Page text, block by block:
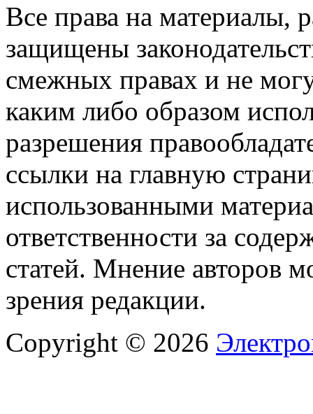
Все права на материалы,
защищены
смежных правах и не
каким либо образом
разрешения
ссылки на главную
использованными
ответственности за
статей. Мнение авторов
зрения редакции.
Copyright © 2026